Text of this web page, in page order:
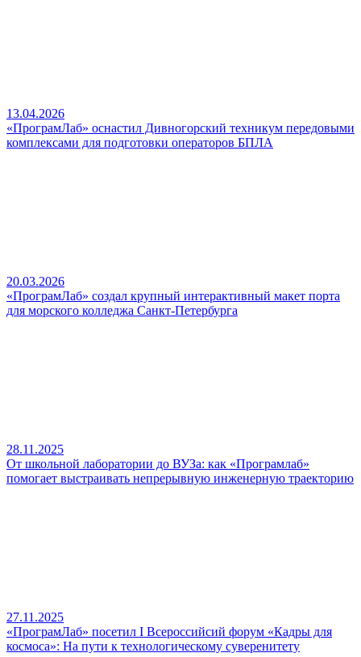
13.04.2026
«ПрограмЛаб» оснастил Дивногорский техникум передовыми
комплексами для подготовки операторов БПЛА
20.03.2026
«ПрограмЛаб» создал крупный интерактивный макет порта
для морского колледжа Санкт-Петербурга
28.11.2025
От школьной лаборатории до ВУЗа: как «Програмлаб»
помогает выстраивать непрерывную инженерную траекторию
27.11.2025
«ПрограмЛаб» посетил I Всероссийсий форум «Кадры для
космоса»: На пути к технологическому суверенитету